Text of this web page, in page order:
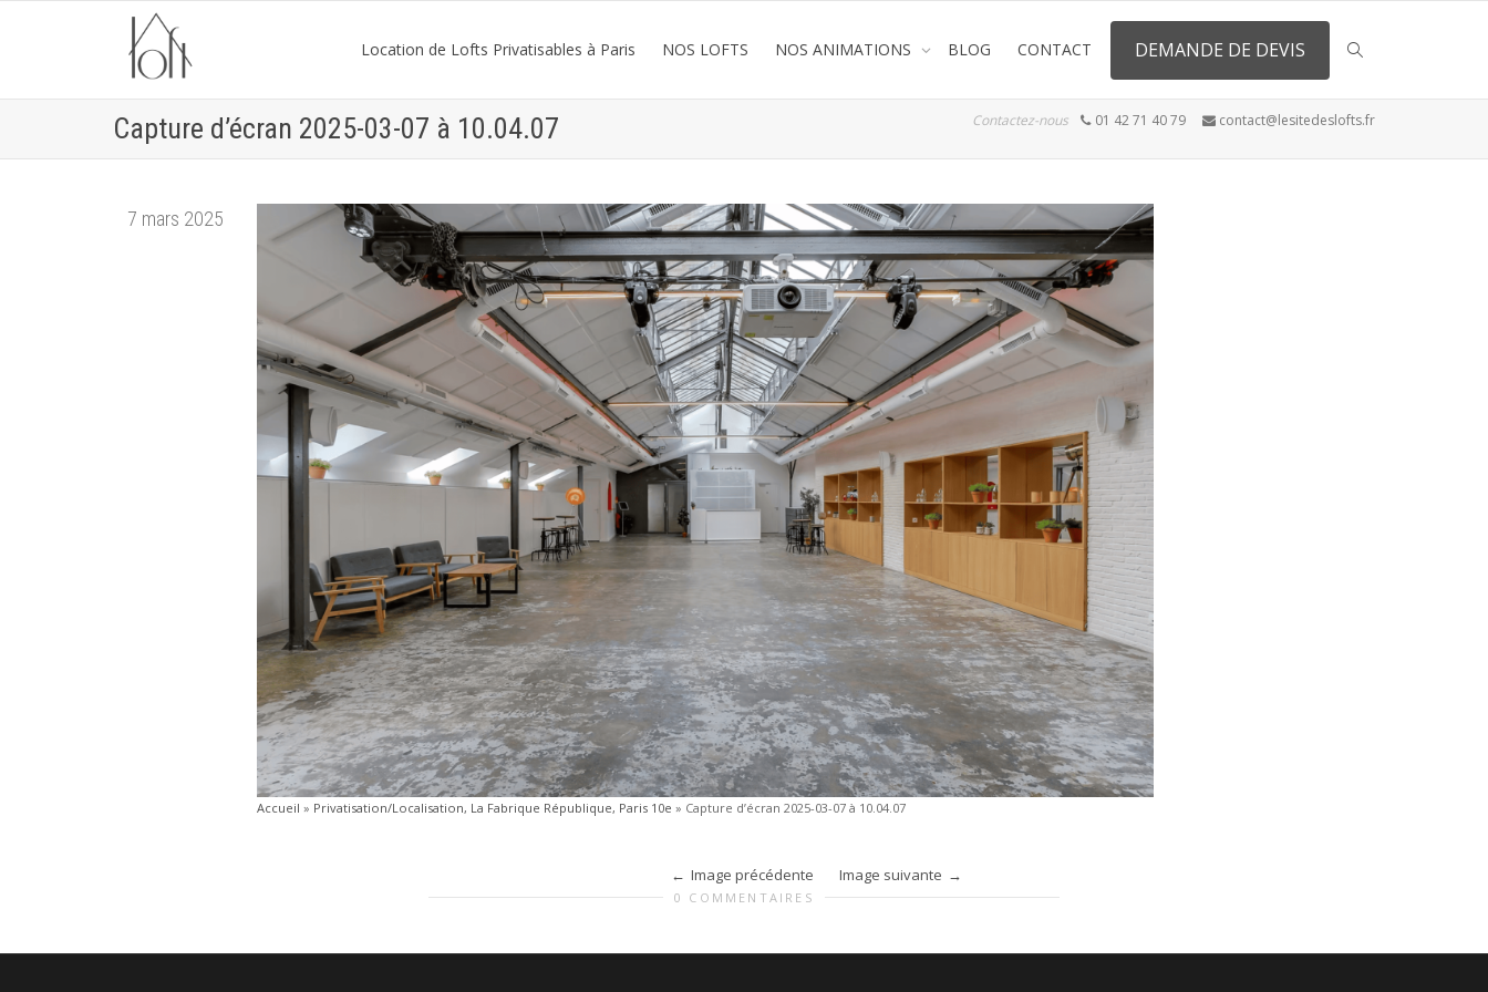
Location de Lofts Privatisables à Paris NOS LOFTS NOS ANIMATIONS BLOG CONTACT DEMANDE DE DEVIS
Capture d’écran 2025-03-07 à 10.04.07 Contactez-nous 01 42 71 40 79 contact@lesitedeslofts.fr
7 mars 2025
Accueil » Privatisation/Localisation, La Fabrique République, Paris 10e » Capture d’écran 2025-03-07 à 10.04.07
Image précédente Image suivante
0 COMMENTAIRES